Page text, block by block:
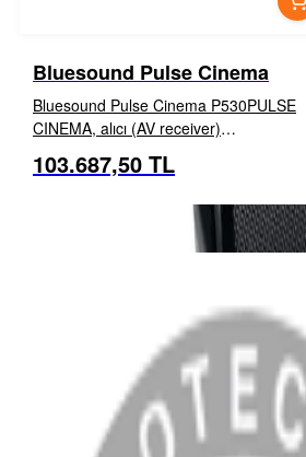
Bluesound Pulse Cinema
Bluesound Pulse Cinema P530PULSE
CINEMA, alıcı (AV receiver)
gerektirmeden oturma odanıza
sürükleyici ev sineması sesi getirir. Bu şık
Atmos® ses sunar ve gerçek ...
103.687,50 TL
İNCELE
Anasayfa
Hakkımızda
Blog